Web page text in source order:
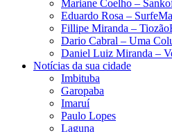
Mariane Coelho –
Eduardo Rosa​ –
Fillipe Miranda –
Dario Cabral – Uma
Daniel Luiz Miranda –
Notícias da sua cidade
Imbituba
Garopaba
Imaruí
Paulo Lopes
Laguna